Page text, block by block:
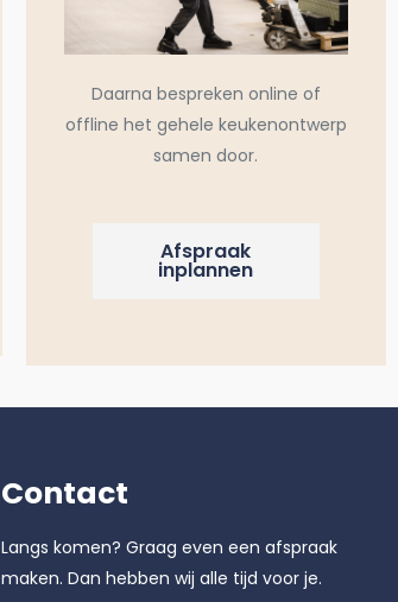
Daarna bespreken online of
offline het gehele keukenontwerp
samen door.
Afspraak
inplannen
Contact
Langs komen? Graag even een afspraak
maken. Dan hebben wij alle tijd voor je.